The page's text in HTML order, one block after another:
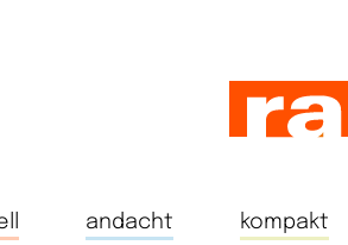
andacht kompakt